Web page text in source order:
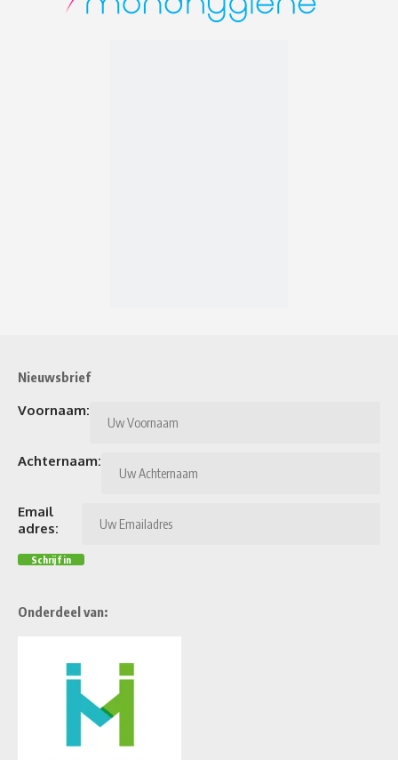
Nieuwsbrief
Voornaam:
Achternaam:
Email
adres:
Onderdeel van: